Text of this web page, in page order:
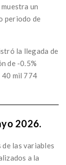
un
periodo de
la llegada de
de -0.5%
40 mil 774
2026.
de las variables
a la